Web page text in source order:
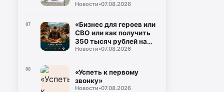
Новости•07.08.2026
07
«Бизнес для героев или
СВО или как получить
350 тысяч рублей на
свое дело без справок о
Новости•07.08.2026
08
«Успеть к первому
звонку»
Новости•07.08.2026